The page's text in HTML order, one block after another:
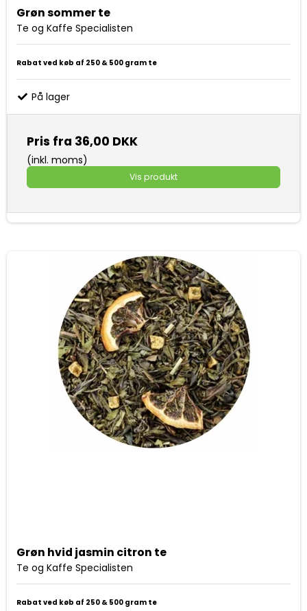
Grøn sommer te
Te og Kaffe Specialisten
Rabat ved køb af 250 & 500 gram te
På lager
Pris fra 36,00 DKK
(inkl. moms)
Vis produkt
Grøn hvid jasmin citron te
Te og Kaffe Specialisten
Rabat ved køb af 250 & 500 gram te